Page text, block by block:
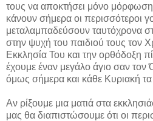
τους να αποκτήσει μόνο
κάνουν σήμερα οι περισσότεροι
μεταλαμπαδεύσουν ταυτόχρονα
στην ψυχή του παιδιού τους τον
Εκκλησία Του και την ορθόδοξη
έχουμε έναν μεγάλο άγιο σαν τον
όμως σήμερα και κάθε Κυριακή τα
Αν ρίξουμε μια ματιά στα
μας θα διαπιστώσουμε ότι οι